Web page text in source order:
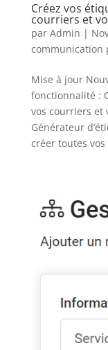
Créez vos
courriers et
par Admin |
communication
Mise à jour
fonctionnalité :
vos courriers et
Générateur
créer toutes